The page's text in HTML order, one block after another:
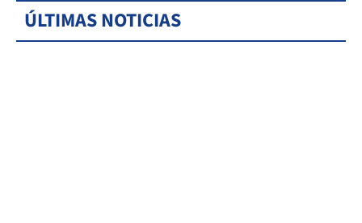
ÚLTIMAS NOTICIAS